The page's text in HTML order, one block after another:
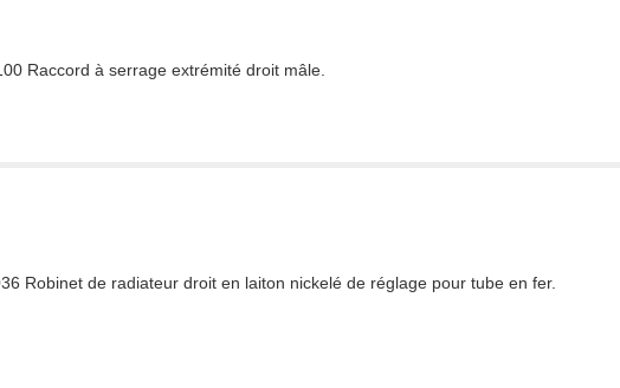
Raccord à serrage extrémité droit mâle.
Robinet de radiateur droit en laiton nickelé de réglage pour tube en fer.